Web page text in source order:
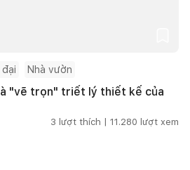
Nhà vườn
"vẽ trọn" triết lý thiết kế của
3 lượt thích | 11.280 lượt xem